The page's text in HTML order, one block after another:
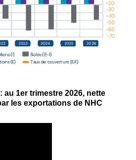
au 1er trimestre 2026, nette
les exportations de NHC